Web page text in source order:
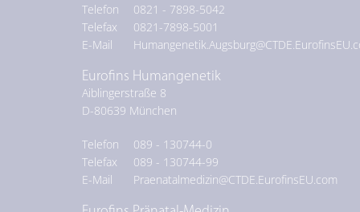
Telefon
0821 - 7898-5042
Telefax
0821-7898-5001
E-Mail
Eurofins Humangenetik
Aiblingerstraße 8
D-80639 München
Telefon
089 - 130744-0
Telefax
089 - 130744-99
E-Mail
Praenatalmedizin@CTDE.EurofinsEU.com